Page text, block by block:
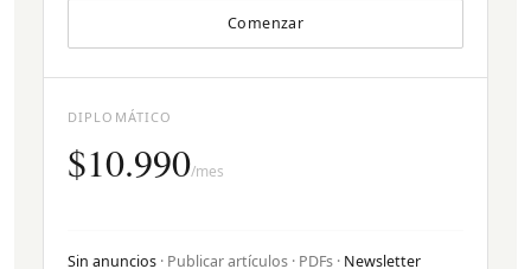
Comenzar
DIPLOMÁTICO
$10.990/mes
Sin anuncios · Publicar artículos · PDFs · Newsletter